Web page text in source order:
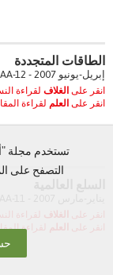
الطاقات المتجددة
إبريل-يونيو 2007 - Op-AA-12
انقر على الغلاف لقراءة
انقر على العلم لقراءة
انقر على الغلاف لقراءة
انقر على
العلم لقراءة
تستخدم مجلة
التصفح على